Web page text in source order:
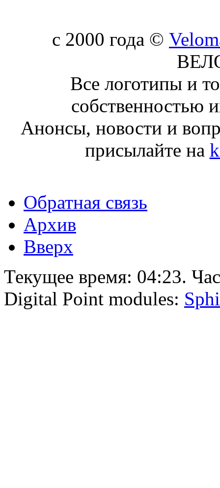
c 2000 года ©
Все логотипы и
собственностью
Анонсы, новости и
присылайте на
Обратная связь
Архив
Вверх
Текущее время: 04:23.
Digital Point modules: